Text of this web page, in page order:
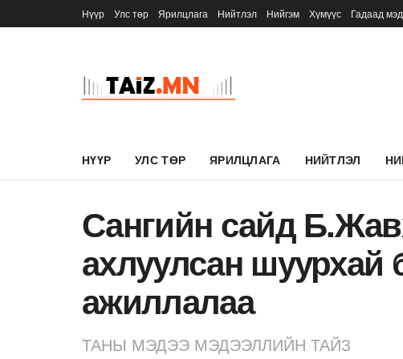
Нүүр Улс төр Ярилцлага Нийтлэл Нийгэм Хүмүүс Гадаад
НҮҮР УЛС ТӨР ЯРИЛЦЛАГА НИЙТЛЭЛ
Сангийн сайд
ахлуулсан шуурхай
ажиллалаа
ТАНЫ МЭДЭЭ МЭДЭЭЛЛИЙН ТАЙЗ